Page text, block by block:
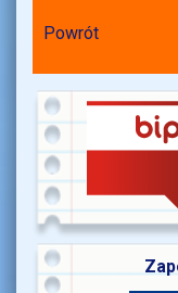
Powrót